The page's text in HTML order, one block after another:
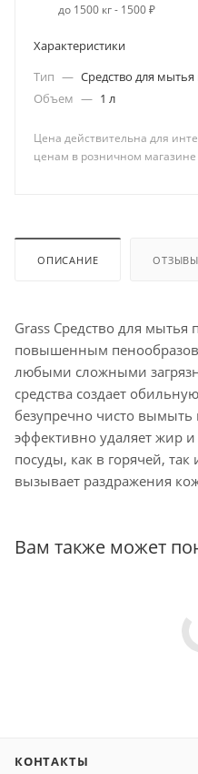
до 1500 кг - 1500 ₽
Характеристики
Тип — Средство для мытья
Объем — 1 л
Цена действительна для
ценам в розничном магазине
ОПИСАНИЕ ОТЗЫВЫ
Grass Средство для
повышенным
любыми сложными
средства создает
безупречно чисто вымыть
эффективно удаляет жир
посуды, как в горячей,
вызывает раздражения
Вам также может
КОНТАКТЫ